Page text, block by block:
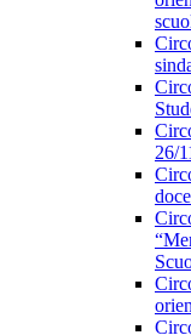
26/